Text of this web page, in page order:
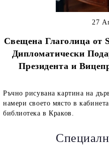
Свещена Глаголица от
Дипломатически
Президента и
27
Ръчно рисувана картина на
намери своето място в
библиотека в Краков.